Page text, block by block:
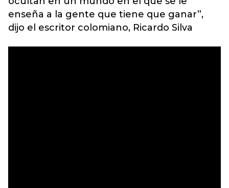
enseña a la gente que tiene que ganar”,
dijo el escritor colomiano, Ricardo Silva